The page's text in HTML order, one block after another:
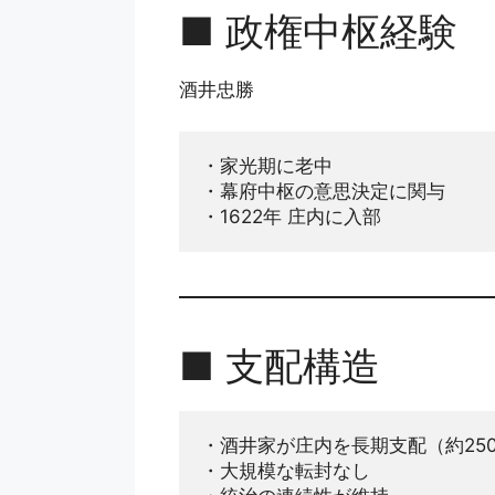
■ 政権中枢経験
酒井忠勝
・家光期に老中
・幕府中枢の意思決定に関与
・1622年 庄内に入部
■ 支配構造
・酒井家が庄内を長期支配（約
・大規模な転封なし